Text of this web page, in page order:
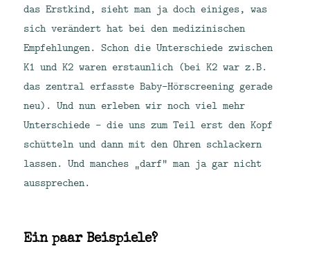
das Erstkind, sieht man ja doch einiges, was
sich verändert hat bei den medizinischen
Empfehlungen. Schon die Unterschiede zwischen
K1 und K2 waren erstaunlich (bei K2 war z.B.
das zentral erfasste Baby-Hörscreening gerade
neu). Und nun erleben wir noch viel mehr
Unterschiede – die uns zum Teil erst den Kopf
schütteln und dann mit den Ohren schlackern
lassen. Und manches „darf“ man ja gar nicht
aussprechen.
Ein paar Beispiele?